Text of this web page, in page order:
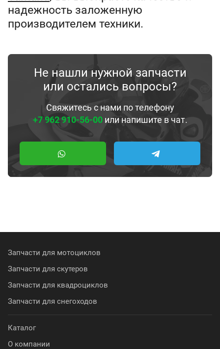
надежность заложенную
производителем техники.
Не нашли нужной запчасти
или остались вопросы?
Свяжитесь с нами по телефону
+7 962 910-56-00или напишите в чат.
Запчасти для мотоциклов
Запчасти для скутеров
Запчасти для квадроциклов
Запчасти для снегоходов
Каталог
О компании